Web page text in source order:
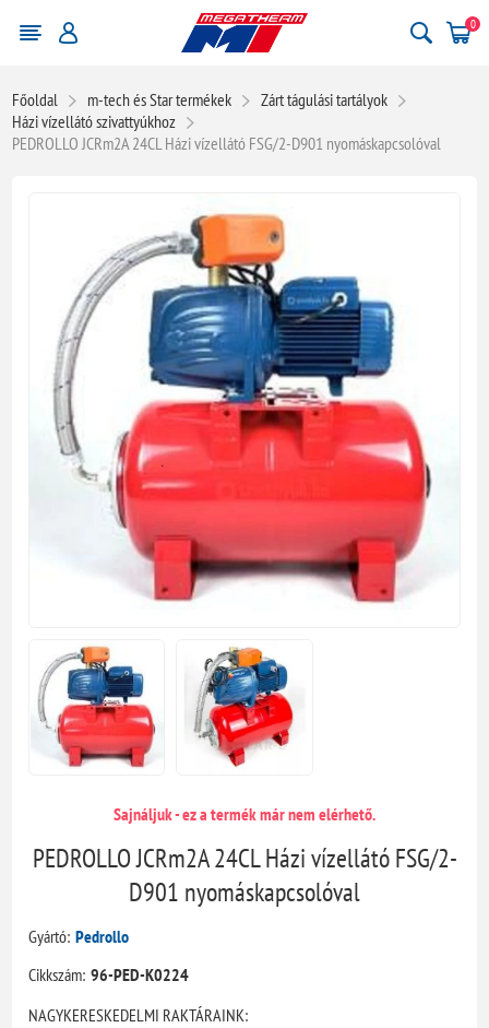
0
Főoldal m-tech és Star termékek
Zárt tágulási tartályok
Házi vízellátó szivattyúkhoz
PEDROLLO JCRm2A 24CL Házi vízellátó FSG/2-D901 nyomáskapcsolóval
Sajnáljuk - ez a termék már nem elérhető.
PEDROLLO JCRm2A 24CL Házi vízellátó FSG/2-
D901 nyomáskapcsolóval
Gyártó: Pedrollo
Cikkszám: 96-PED-K0224
NAGYKERESKEDELMI RAKTÁRAINK: